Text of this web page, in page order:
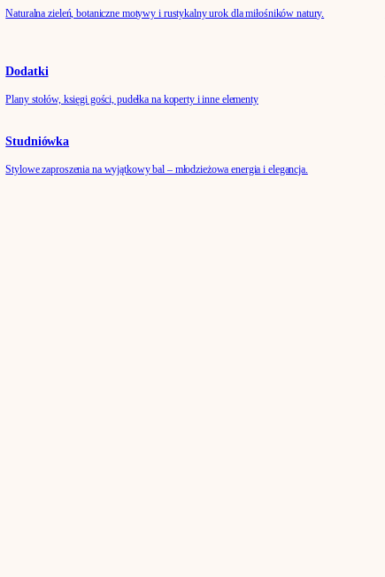
Naturalna zieleń, botaniczne motywy i rustykalny urok dla miłośników natury.
Dodatki
Plany stołów, księgi gości, pudełka na koperty i inne elementy
Studniówka
Stylowe zaproszenia na wyjątkowy bal – młodzieżowa energia i elegancja.